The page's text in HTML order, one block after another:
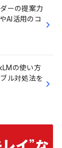
ーの提案力
AI活用のコ
の使い方
ル対処法を